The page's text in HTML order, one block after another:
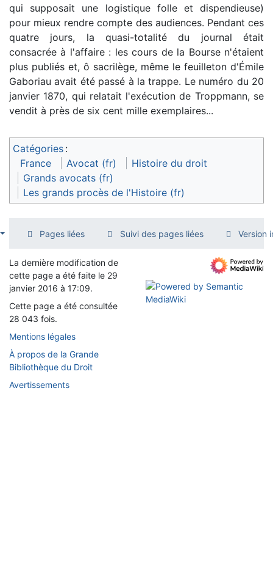
qui supposait une logistique folle et dispendieuse)
pour mieux rendre compte des audiences. Pendant ces
quatre jours, la quasi-totalité du journal était
consacrée à l'affaire : les cours de la Bourse n'étaient
plus publiés et, ô sacrilège, même le feuilleton d'Émile
Gaboriau avait été passé à la trappe. Le numéro du 20
janvier 1870, qui relatait l'exécution de Troppmann, se
vendit à près de six cent mille exemplaires...
Catégories :
France
Avocat (fr)
Histoire du droit
Grands avocats (fr)
Les grands procès de l'Histoire (fr)
Pages liées Suivi des pages liées Version
La dernière modification de
cette page a été faite le 29
janvier 2016 à 17:09.
Cette page a été consultée
28 043 fois.
Mentions légales
À propos de la Grande
Bibliothèque du Droit
Avertissements